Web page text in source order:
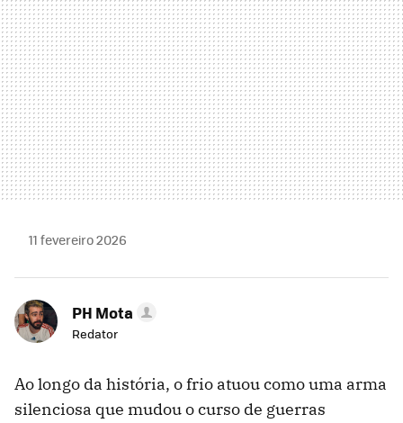
11 fevereiro 2026
PH Mota
Redator
Ao longo da história, o frio atuou como uma arma
silenciosa que mudou o curso de guerras